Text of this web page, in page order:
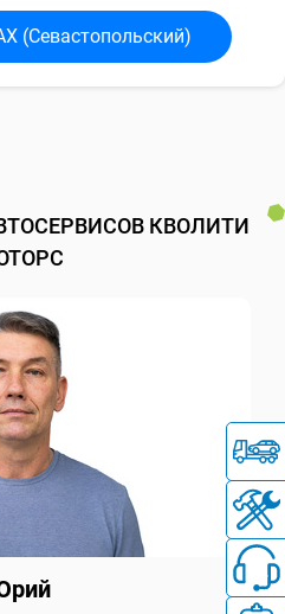
(Севасто­польский)
КВОЛИТИ